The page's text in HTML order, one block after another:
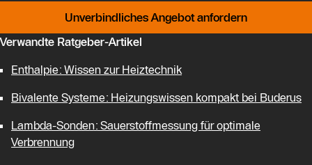
Unverbindliches Angebot anfordern
Verwandte Ratgeber-Artikel
Enthalpie: Wissen zur Heiztechnik
Bivalente Systeme: Heizungswissen kompakt bei Buderus
Lambda-Sonden: Sauerstoffmessung für optimale
Verbrennung